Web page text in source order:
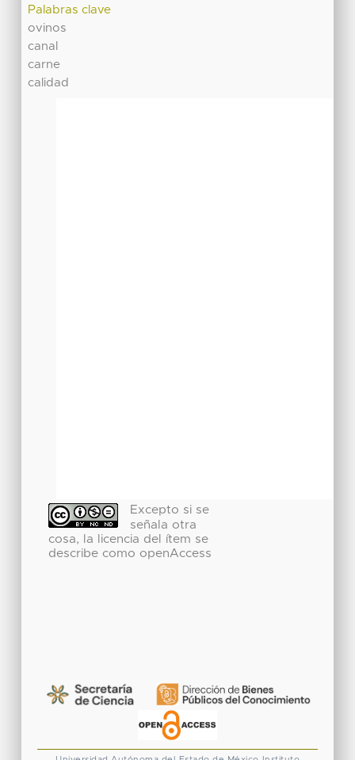
Palabras clave
ovinos
canal
carne
calidad
Excepto si se
señala otra
cosa, la licencia del ítem se
describe como openAccess